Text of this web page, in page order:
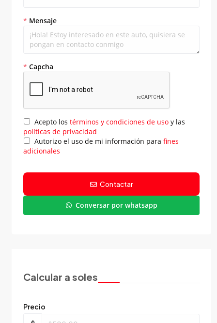
* Mensaje
* Capcha
Acepto los términos y condiciones de uso y las
políticas de privacidad
Autorizo el uso de mi información para fines
adicionales
Contactar
Conversar por whatsapp
Calcular a soles
Precio